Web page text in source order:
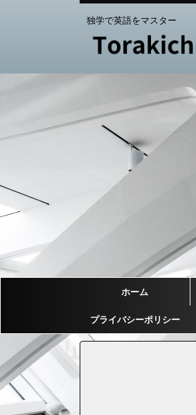
独学で英語をマスター
ホーム
プライバシーポリシー